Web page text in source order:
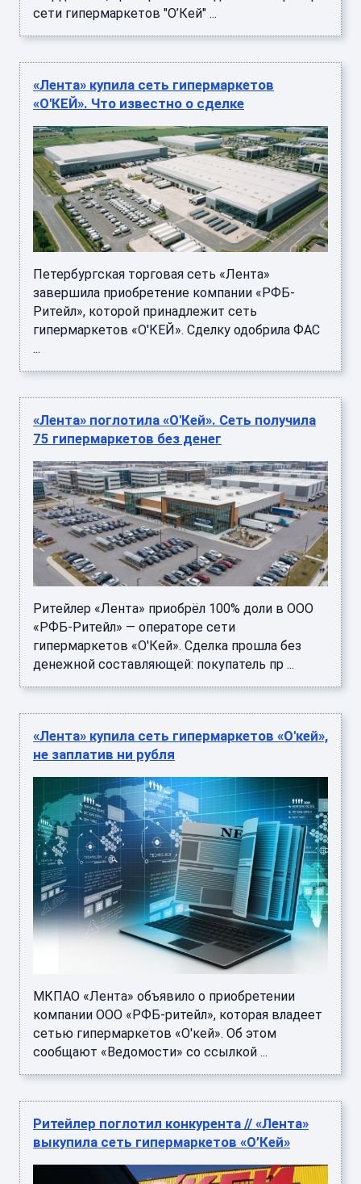
сети гипермаркетов "О’Кей" ...
«Лента» купила сеть гипермаркетов
«О'КЕЙ». Что известно о сделке
Петербургская торговая сеть «Лента»
завершила приобретение компании «РФБ-
Ритейл», которой принадлежит сеть
гипермаркетов «О'КЕЙ». Сделку одобрила ФАС
...
«Лента» поглотила «О'Кей». Сеть получила
75 гипермаркетов без денег
Ритейлер «Лента» приобрёл 100% доли в ООО
«РФБ-Ритейл» — операторе сети
гипермаркетов «О'Кей». Сделка прошла без
денежной составляющей: покупатель пр ...
«Лента» купила сеть гипермаркетов «О'кей»,
не заплатив ни рубля
МКПАО «Лента» объявило о приобретении
компании ООО «РФБ-ритейл», которая владеет
сетью гипермаркетов «О'кей». Об этом
сообщают «Ведомости» со ссылкой ...
Ритейлер поглотил конкурента // «Лента»
выкупила сеть гипермаркетов «О’Кей»